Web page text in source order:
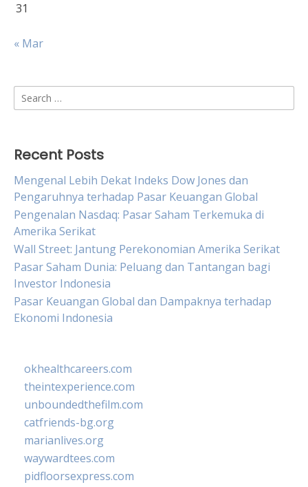
31
« Mar
Search
for:
Recent Posts
Mengenal Lebih Dekat Indeks Dow Jones dan
Pengaruhnya terhadap Pasar Keuangan Global
Pengenalan Nasdaq: Pasar Saham Terkemuka di
Amerika Serikat
Wall Street: Jantung Perekonomian Amerika Serikat
Pasar Saham Dunia: Peluang dan Tantangan bagi
Investor Indonesia
Pasar Keuangan Global dan Dampaknya terhadap
Ekonomi Indonesia
okhealthcareers.com
theintexperience.com
unboundedthefilm.com
catfriends-bg.org
marianlives.org
waywardtees.com
pidfloorsexpress.com